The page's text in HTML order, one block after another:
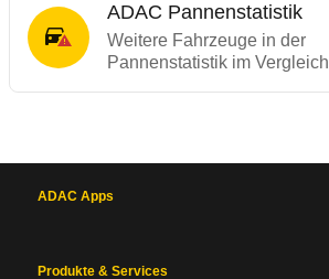
ADAC Pannenstatistik
Weitere Fahrzeuge in der
Pannenstatistik im Vergleich
ADAC Apps
Produkte & Services